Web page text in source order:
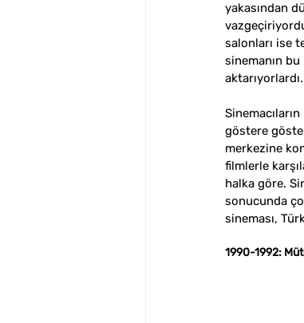
yakasından
salonları ise
sinemanın bu
aktarıyorlardı.
göstere
merkezine
filmlerle
halka göre.
sonucunda
sineması,
1990-1992: